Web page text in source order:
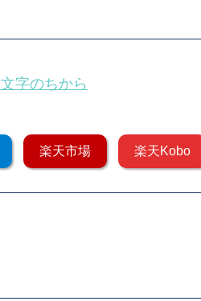
字のちから
楽天市場 楽天Kobo